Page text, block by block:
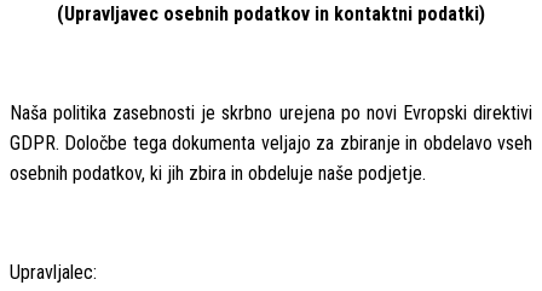
(Upravljavec osebnih podatkov in kontaktni podatki)
Naša politika zasebnosti je skrbno urejena po novi Evropski direktivi
GDPR. Določbe tega dokumenta veljajo za zbiranje in obdelavo vseh
osebnih podatkov, ki jih zbira in obdeluje naše podjetje.
Upravljalec: